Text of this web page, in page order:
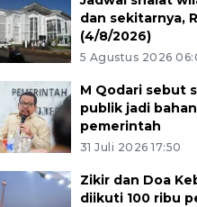
dan sekitarnya,
(4/8/2026)
5 Agustus 2026
M Qodari sebut
publik jadi
pemerintah
31 Juli 2026 17:50
Zikir dan Doa
diikuti 100 ribu